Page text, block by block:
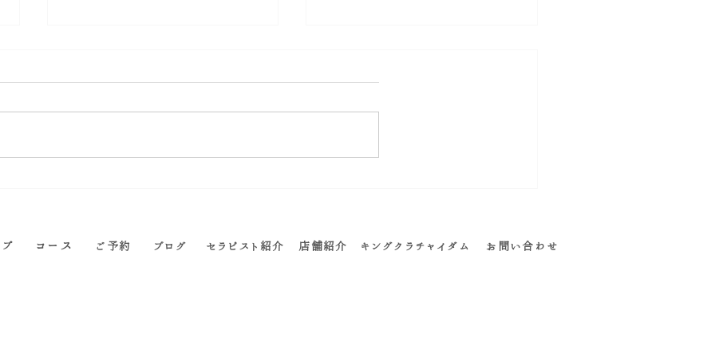
プ コース ご予約 ブログ セラピスト紹介 店舗紹介 キングクラチャイダム お問い合わせ